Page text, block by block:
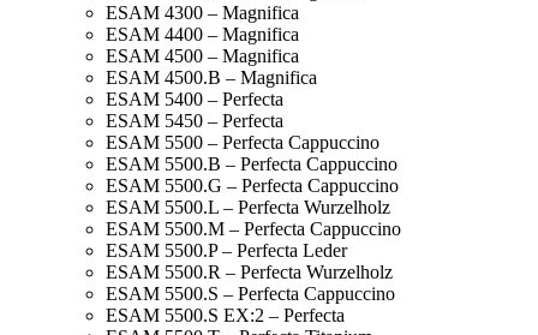
ESAM 4300 – Magnifica
ESAM 4400 – Magnifica
ESAM 4500 – Magnifica
ESAM 4500.B – Magnifica
ESAM 5400 – Perfecta
ESAM 5450 – Perfecta
ESAM 5500 – Perfecta Cappuccino
ESAM 5500.B – Perfecta Cappuccino
ESAM 5500.G – Perfecta Cappuccino
ESAM 5500.L – Perfecta Wurzelholz
ESAM 5500.M – Perfecta Cappuccino
ESAM 5500.P – Perfecta Leder
ESAM 5500.R – Perfecta Wurzelholz
ESAM 5500.S – Perfecta Cappuccino
ESAM 5500.S EX:2 – Perfecta